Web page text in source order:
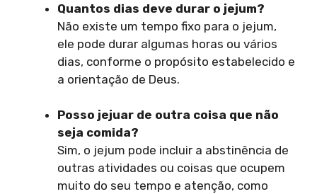
Quantos dias deve durar o jejum?
Não existe um tempo fixo para o jejum,
ele pode durar algumas horas ou vários
dias, conforme o propósito estabelecido e
a orientação de Deus.
Posso jejuar de outra coisa que não
seja comida?
Sim, o jejum pode incluir a abstinência de
outras atividades ou coisas que ocupem
muito do seu tempo e atenção, como